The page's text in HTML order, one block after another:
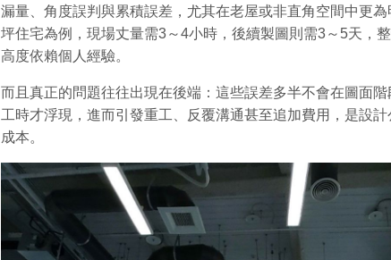
漏量、角度誤判與累積誤差，尤其在老屋或非直角空間中更
坪住宅為例，現場丈量需3～4小時，後續製圖則需3～5天，
高度依賴個人經驗。
而且真正的問題往往出現在後端：這些誤差多半不會在圖面
工時才浮現，進而引發重工、反覆溝通甚至追加費用，是設
成本。